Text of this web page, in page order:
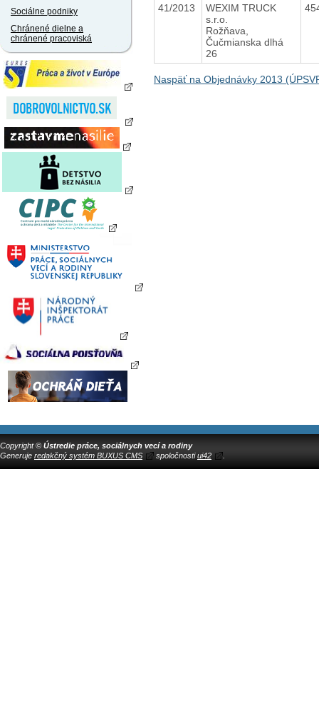
Sociálne podniky
Chránené dielne a
chránené pracoviská
41/2013
WEXIM TRUCK
s.r.o.
Rožňava,
Čučmianska dlhá
26
Naspäť na Objednávky 2013
Copyright © Ústredie práce, sociálnych vecí a rodiny
Generuje redakčný systém BUXUS CMS spoločnostiui42